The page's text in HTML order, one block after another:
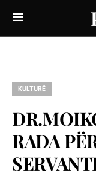
KULTURË
RADA